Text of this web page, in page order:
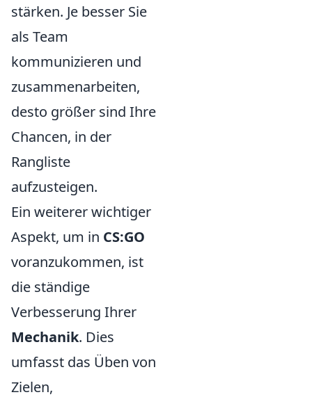
stärken. Je besser Sie
als Team
kommunizieren und
zusammenarbeiten,
desto größer sind Ihre
Chancen, in der
Rangliste
aufzusteigen.
Ein weiterer wichtiger
Aspekt, um in CS:GO
voranzukommen, ist
die ständige
Verbesserung Ihrer
Mechanik. Dies
umfasst das Üben von
Zielen,